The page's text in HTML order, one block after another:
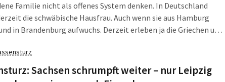
Familie nicht als offenes System denken. In Deutschland
die schwäbische Hausfrau. Auch wenn sie aus Hamburg
in Brandenburg aufwuchs. Derzeit erleben ja die Griechen und
in Sachsen können die hiesigen Griechen erleben, wie das
Sachsen schrumpft weiter – nur Leipzig